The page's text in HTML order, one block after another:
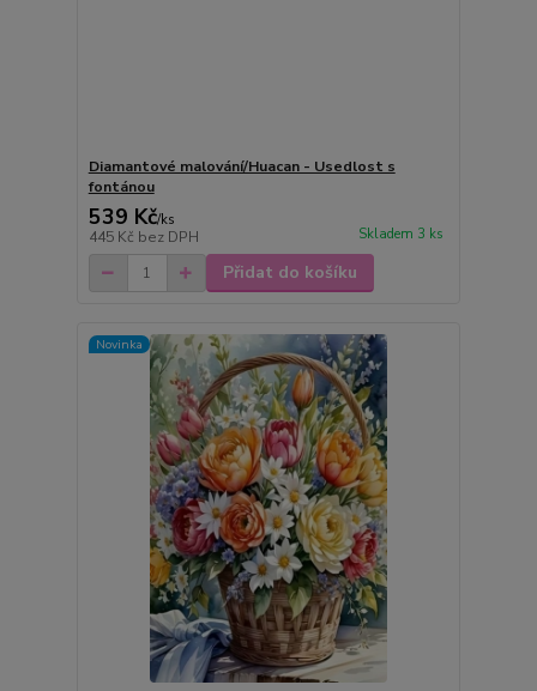
Diamantové malování/Huacan - Usedlost s
fontánou
539 Kč/ks
445 Kč bez DPH Skladem 3 ks
Přidat do košíku
Novinka